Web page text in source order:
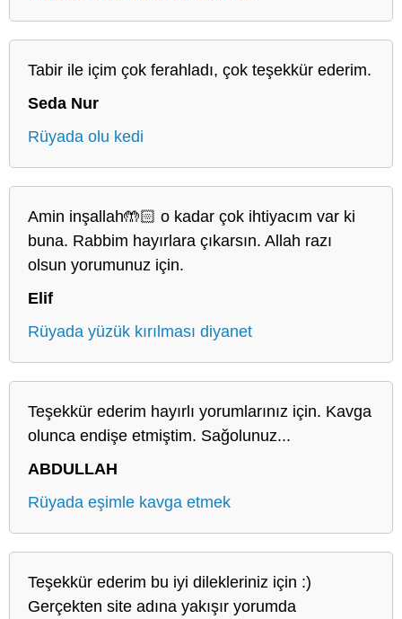
Tabir ile içim çok ferahladı, çok teşekkür ederim.
Seda Nur
Rüyada olu kedi
Amin inşallah🤲🏻 o kadar çok ihtiyacım var ki
buna. Rabbim hayırlara çıkarsın. Allah razı
olsun yorumunuz için.
Elif
Rüyada yüzük kırılması diyanet
Teşekkür ederim hayırlı yorumlarınız için. Kavga
olunca endişe etmiştim. Sağolunuz...
ABDULLAH
Rüyada eşimle kavga etmek
Teşekkür ederim bu iyi dilekleriniz için :)
Gerçekten site adına yakışır yorumda